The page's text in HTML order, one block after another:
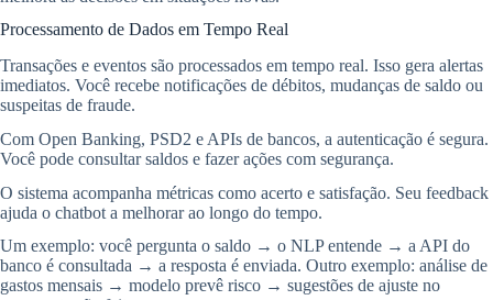
Processamento de Dados em Tempo Real
Transações e eventos são processados em tempo real. Isso gera alertas
imediatos. Você recebe notificações de débitos, mudanças de saldo ou
suspeitas de fraude.
Com Open Banking, PSD2 e APIs de bancos, a autenticação é segura.
Você pode consultar saldos e fazer ações com segurança.
O sistema acompanha métricas como acerto e satisfação. Seu feedback
ajuda o chatbot a melhorar ao longo do tempo.
Um exemplo: você pergunta o saldo → o NLP entende → a API do
banco é consultada → a resposta é enviada. Outro exemplo: análise de
gastos mensais → modelo prevê risco → sugestões de ajuste no